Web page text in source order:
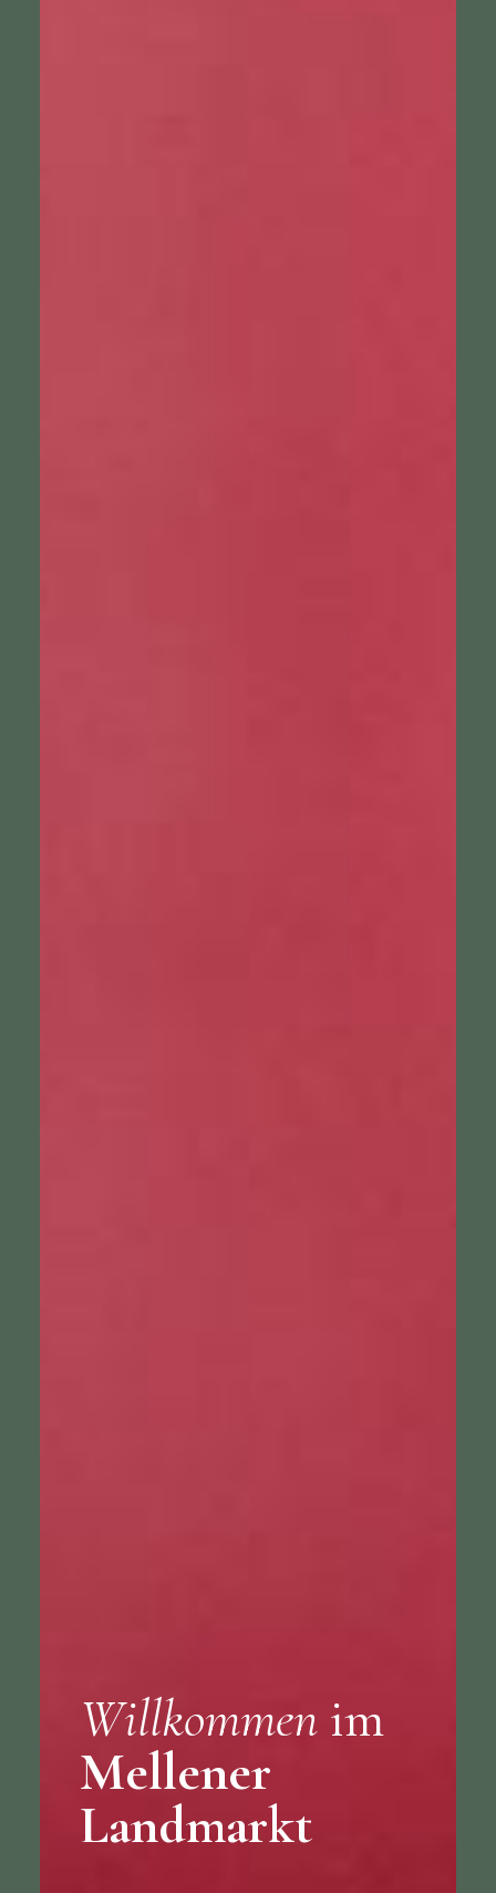
Willkommenim
Mellener
Landmarkt